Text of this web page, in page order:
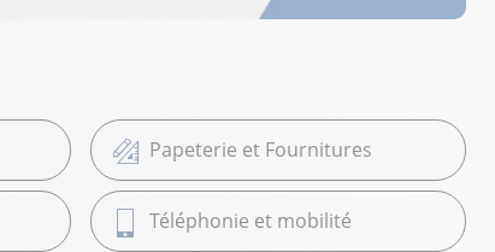
Papeterie et Fournitures
Téléphonie et mobilité